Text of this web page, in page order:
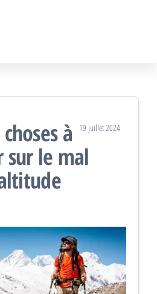
19 juillet 2024
à
sur le mal